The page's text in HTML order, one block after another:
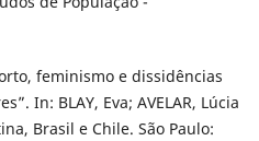
feminismo e dissidências
In: BLAY, Eva; AVELAR, Lúcia
Brasil e Chile. São Paulo: